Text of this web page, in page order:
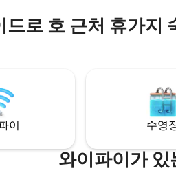
벽 거실, 프리미엄 🍳 주방, 📶 빠른
🚗 전용 주차 공간 + 전기차 충전
드로 호 근처 휴가지
이 수영
와이파이가